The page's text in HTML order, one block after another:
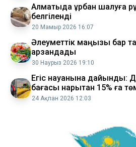
Алматыда құрбан шалуға
белгіленді
20 Мамыр 2026 16:07
Әлеуметтік маңызы бар
арзандады
30 Наурыз 2026 19:10
Егіс науқанына дайындық:
бағасы нарықтан 15% ға
24 Ақпан 2026 12:03